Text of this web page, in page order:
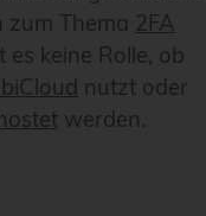
Thema 2FA
keine Rolle, ob
nutzt oder
werden.